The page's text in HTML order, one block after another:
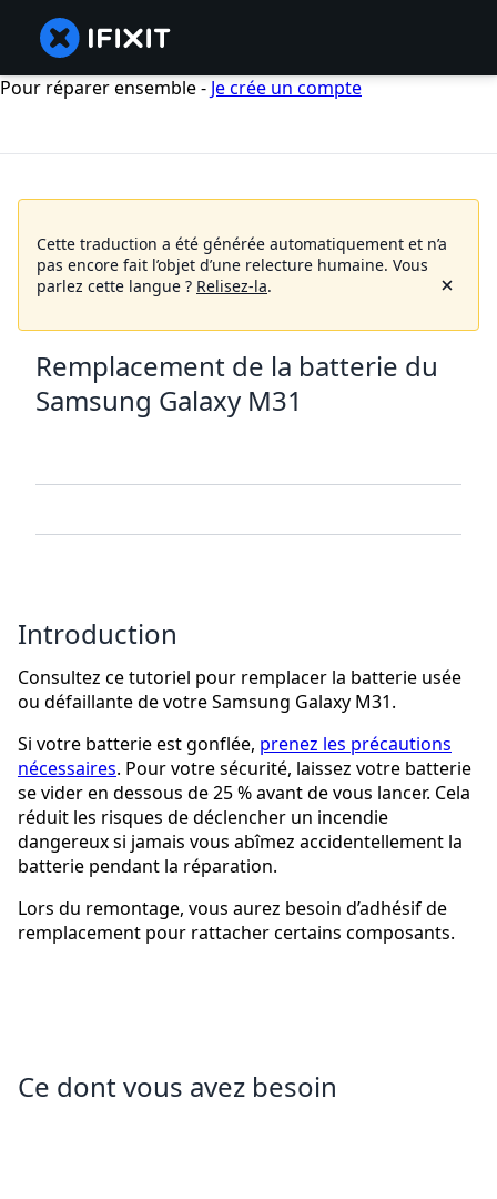
Pour réparer ensemble - Je crée un compte
Cette traduction a été générée automatiquement et n’a
pas encore fait l’objet d’une relecture humaine. Vous
parlez cette langue ? Relisez-la.
Remplacement de la batterie du
Samsung Galaxy M31
Introduction
Consultez ce tutoriel pour remplacer la batterie usée
ou défaillante de votre Samsung Galaxy M31.
Si votre batterie est gonflée, prenez les précautions
nécessaires. Pour votre sécurité, laissez votre batterie
se vider en dessous de 25 % avant de vous lancer. Cela
réduit les risques de déclencher un incendie
dangereux si jamais vous abîmez accidentellement la
batterie pendant la réparation.
Lors du remontage, vous aurez besoin d’adhésif de
remplacement pour rattacher certains composants.
Ce dont vous avez besoin